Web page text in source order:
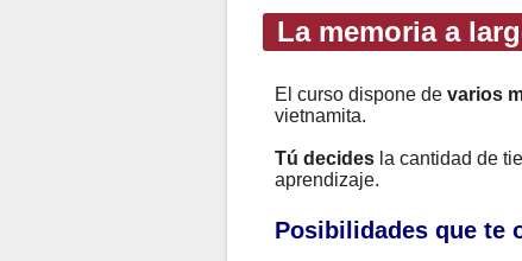
La memoria a
El curso dispone de varios
vietnamita.
Tú decidesla cantidad de
aprendizaje.
Posibilidades que te